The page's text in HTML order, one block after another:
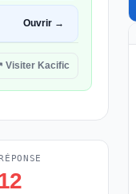
Ouvrir →
Visiter Kacific